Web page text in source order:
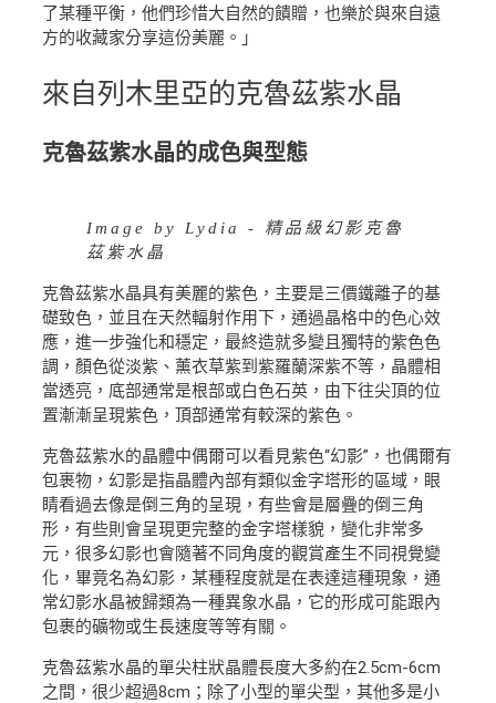
了某種平衡，他們珍惜大自然的饋贈，也樂於與來自遠
方的收藏家分享這份美麗。」
來自列木里亞的克魯茲紫水晶
克魯茲紫水晶的成色與型態
Image by Lydia - 精品級幻影克魯
茲紫水晶
克魯茲紫水晶具有美麗的紫色，主要是三價鐵離子的基
礎致色，並且在天然輻射作用下，通過晶格中的色心效
應，進一步強化和穩定，最終造就多變且獨特的紫色色
調，顏色從淡紫、薰衣草紫到紫羅蘭深紫不等，晶體相
當透亮，底部通常是根部或白色石英，由下往尖頂的位
置漸漸呈現紫色，頂部通常有較深的紫色。
克魯茲紫水的晶體中偶爾可以看見紫色“幻影”，也偶爾有
包裹物，幻影是指晶體內部有類似金字塔形的區域，眼
睛看過去像是倒三角的呈現，有些會是層疊的倒三角
形，有些則會呈現更完整的金字塔樣貌，變化非常多
元，很多幻影也會隨著不同角度的觀賞產生不同視覺變
化，畢竟名為幻影，某種程度就是在表達這種現象，通
常幻影水晶被歸類為一種異象水晶，它的形成可能跟內
包裹的礦物或生長速度等等有關。
克魯茲紫水晶的單尖柱狀晶體長度大多約在2.5cm-6cm
之間，很少超過8cm；除了小型的單尖型，其他多是小